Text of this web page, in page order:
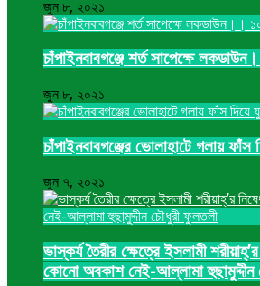
জুন ৮, ২০২১
চাঁপাইনবাবগঞ্জে শর্ত সাপেক্ষে
জুন ৮, ২০২১
চাঁপাইনবাবগঞ্জের ভোলাহাটে গলায়
জুন ৭, ২০২১
ভাস্কর্য তৈরীর ক্ষেত্রে ইসলামী
কোনো অবকাশ নেই-আল্লামা হুছামুদ্দীন